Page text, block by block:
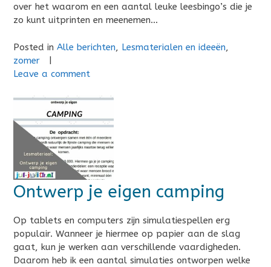
over het waarom en een aantal leuke leesbingo’s die je
zo kunt uitprinten en meenemen…
Posted in Alle berichten, Lesmaterialen en ideeën,
zomer
Leave a comment
Ontwerp je eigen camping
Op tablets en computers zijn simulatiespellen erg
populair. Wanneer je hiermee op papier aan de slag
gaat, kun je werken aan verschillende vaardigheden.
Daarom heb ik een aantal simulaties ontworpen welke